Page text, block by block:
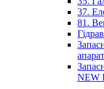
37.
81.
NEW